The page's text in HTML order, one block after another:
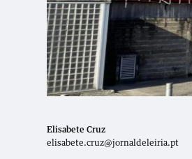
Elisabete Cruz
elisabete.cruz@jornaldeleiria.pt